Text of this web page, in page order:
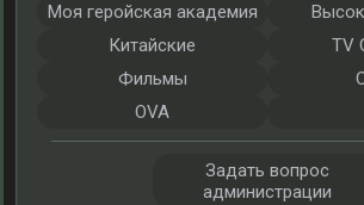
Моя геройская академия
Китайские
TV
Фильмы
OVA
Задать вопрос
администрации